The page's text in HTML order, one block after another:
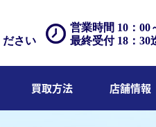
営業時間 10：00
最終受付 18：30
ださい
買取方法 店舗情報